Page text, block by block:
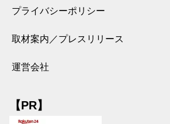
プライバシーポリシー
取材案内／プレスリリース
運営会社
【PR】